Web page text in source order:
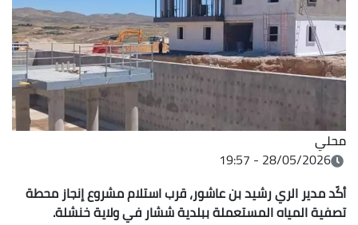
محلي
28/05/2026 - 19:57
أكّد مدير الري رشيد بن عاشور، قرب استلام مشروع إنجاز محطة
تصفية المياه المستعملة ببلدية ششار في ولاية خنشلة.